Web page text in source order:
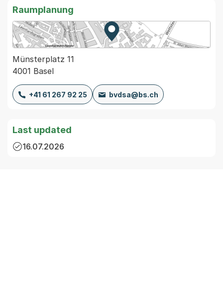
Raumplanung
Zur Karte von MapBS.
Externer Link, wird in einem
Münsterplatz 11
4001 Basel
+41 61 267 92 25 bvdsa@bs.ch
Last updated
16.07.2026